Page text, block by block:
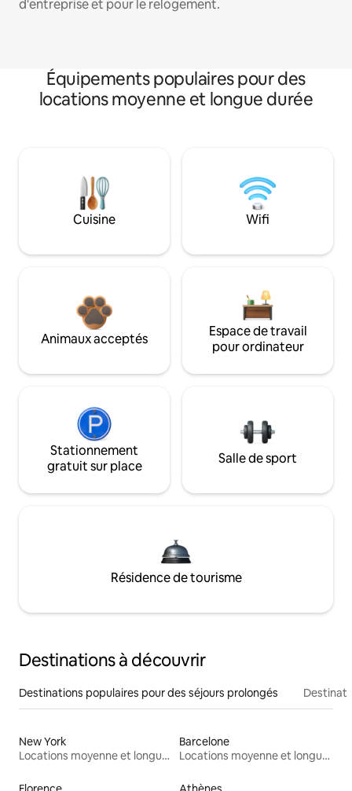
d'entreprise et pour le relogement.
Équipements populaires pour des
locations moyenne et longue durée
Cuisine Wifi
Animaux acceptés
Espace de travail
pour ordinateur
Stationnement
gratuit sur place
Salle de sport
Résidence de tourisme
Destinations à découvrir
Destinations populaires pour des séjours prolongés
New York
Locations moyenne et longue durée
Barcelone
Locations moyenne et longue durée